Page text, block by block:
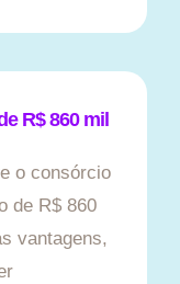
R$ 860 mil
o consórcio
de R$ 860
vantagens,